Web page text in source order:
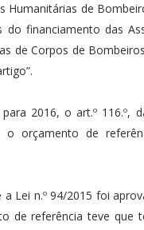
Humanitárias de
financiamento das
de Corpos de
2016, o art.º
o orçamento de
a Lei n.º 94/2015 foi
de referência teve que